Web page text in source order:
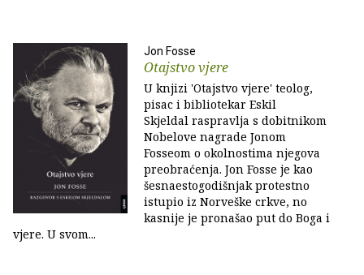
Jon Fosse
Otajstvo vjere
U knjizi 'Otajstvo vjere' teolog,
pisac i bibliotekar Eskil
Skjeldal raspravlja s dobitnikom
Nobelove nagrade Jonom
Fosseom o okolnostima njegova
preobraćenja. Jon Fosse je kao
šesnaestogodišnjak protestno
istupio iz Norveške crkve, no
kasnije je pronašao put do Boga i
vjere. U svom...